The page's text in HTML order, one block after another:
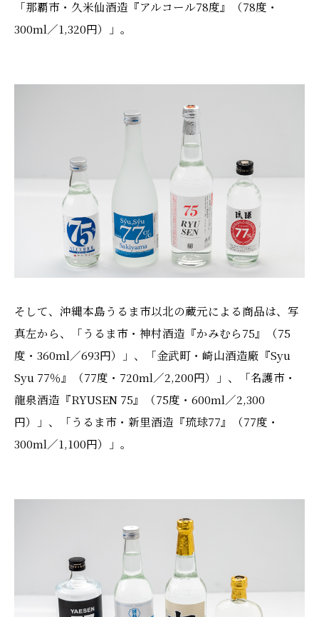
「那覇市・久米仙酒造『アルコール78度』（78度・
300ml／1,320円）」。
そして、沖縄本島うるま市以北の蔵元による商品は、写
真左から、「うるま市・神村酒造『かみむら75』（75
度・360ml／693円）」、「金武町・崎山酒造廠『Syu
Syu 77％』（77度・720ml／2,200円）」、「名護市・
龍泉酒造『RYUSEN 75』（75度・600ml／2,300
円）」、「うるま市・新里酒造『琉球77』（77度・
300ml／1,100円）」。